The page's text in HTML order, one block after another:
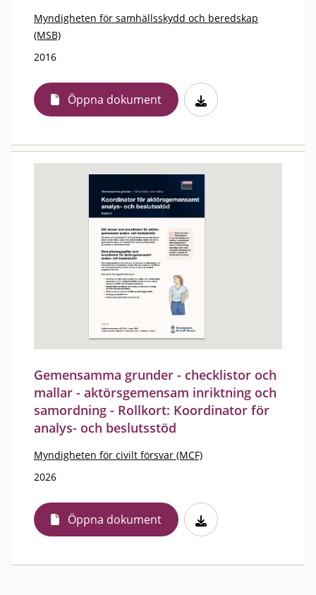
Myndigheten för samhällsskydd och beredskap
(MSB)
2016
Öppna dokument
Gemensamma grunder - checklistor och
mallar - aktörsgemensam inriktning och
samordning - Rollkort: Koordinator för
analys- och beslutsstöd
Myndigheten för civilt försvar (MCF)
2026
Öppna dokument